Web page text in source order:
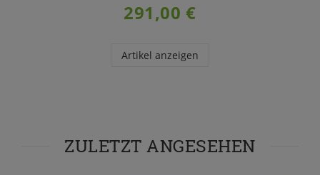
291,00 €
Artikel anzeigen
ZULETZT ANGESEHEN